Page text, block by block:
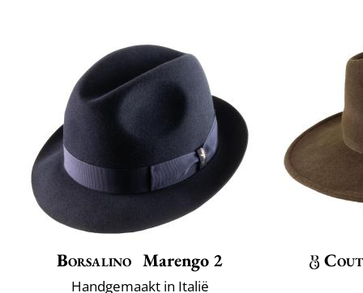
Borsalino Marengo 2
Handgemaakt in Italië